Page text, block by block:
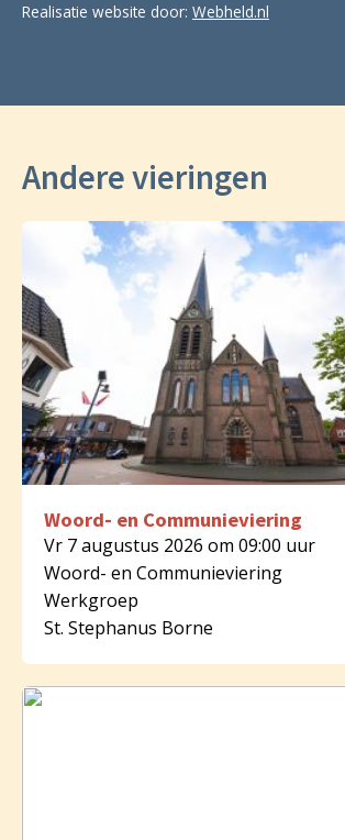
Realisatie website door: Webheld.nl
Andere vieringen
Woord- en Communieviering
Vr 7 augustus 2026 om 09:00 uur
Woord- en Communieviering
Werkgroep
St. Stephanus Borne